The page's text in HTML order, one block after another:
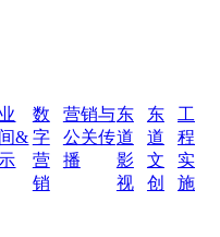
&
数
字
营
销
营销与
公关传
播
东
道
影
视
东
道
文
创
工
程
实
施